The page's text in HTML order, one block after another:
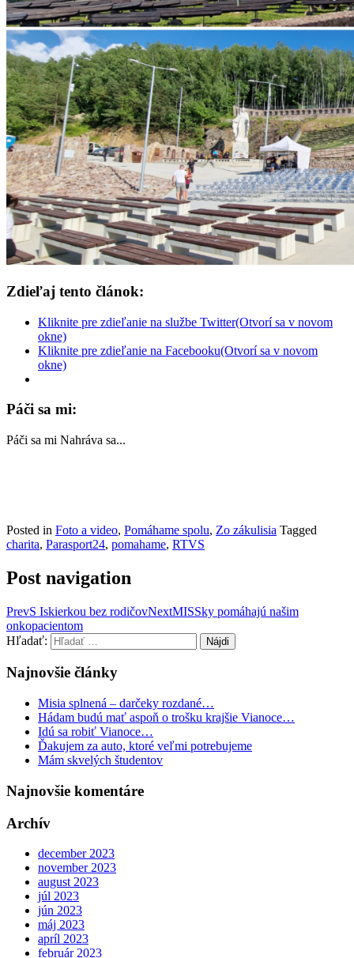
Zdieľaj tento článok:
Kliknite pre zdieľanie na službe Twitter(Otvorí sa v novom
okne)
Kliknite pre zdieľanie na Facebooku(Otvorí sa v novom
okne)
Páči sa mi:
Páči sa mi Nahráva sa...
Posted in Foto a video, Pomáhame spolu, Zo zákulisia Tagged
charita, Parasport24, pomahame, RTVS
Post navigation
PrevS Iskierkou bez rodičovNextMISSky pomáhajú našim
onkopacientom
Hľadať:
Najnovšie články
Misia splnená – darčeky rozdané…
Hádam budú mať aspoň o trošku krajšie Vianoce…
Idú sa robiť Vianoce…
Ďakujem za auto, ktoré veľmi potrebujeme
Mám skvelých študentov
Najnovšie komentáre
Archív
december 2023
november 2023
august 2023
júl 2023
jún 2023
máj 2023
apríl 2023
február 2023